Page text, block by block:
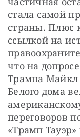
стала самой
страны. Плюс
ссылкой на
что на
Трампа Майкл
Белого дома
переговоров
«Трамп